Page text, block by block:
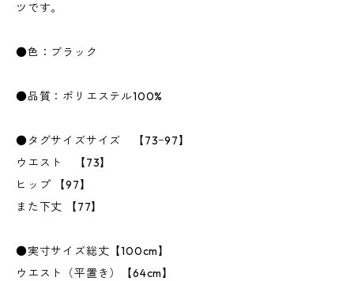
ツです。
●色：ブラック
●品質：ポリエステル100%
●タグサイズサイズ 【73ｰ97】
ウエスト 【73】
ヒップ 【97】
また下丈 【77】
●実寸サイズ総丈【100cm】
ウエスト（平置き）【64cm】